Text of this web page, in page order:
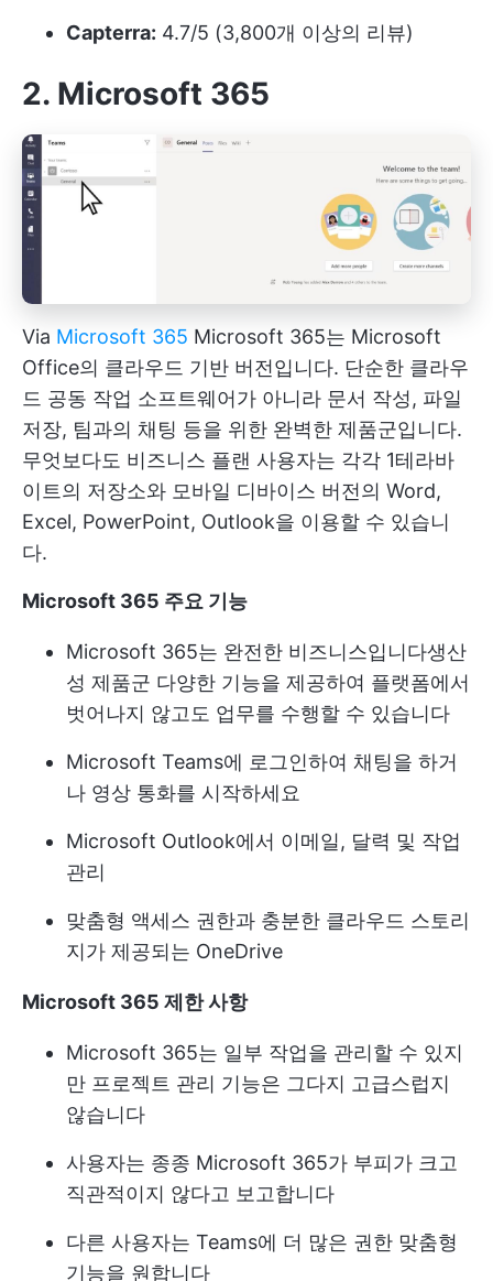
Capterra: 4.7/5 (3,800개 이상의 리뷰)
2. Microsoft 365
Via Microsoft 365 Microsoft 365는 Microsoft
Office의 클라우드 기반 버전입니다. 단순한 클라우
드 공동 작업 소프트웨어가 아니라 문서 작성, 파일
저장, 팀과의 채팅 등을 위한 완벽한 제품군입니다.
무엇보다도 비즈니스 플랜 사용자는 각각 1테라바
이트의 저장소와 모바일 디바이스 버전의 Word,
Excel, PowerPoint, Outlook을 이용할 수 있습니
다.
Microsoft 365 주요 기능
Microsoft 365는 완전한 비즈니스입니다생산
성 제품군 다양한 기능을 제공하여 플랫폼에서
벗어나지 않고도 업무를 수행할 수 있습니다
Microsoft Teams에 로그인하여 채팅을 하거
나 영상 통화를 시작하세요
Microsoft Outlook에서 이메일, 달력 및 작업
관리
맞춤형 액세스 권한과 충분한 클라우드 스토리
지가 제공되는 OneDrive
Microsoft 365 제한 사항
Microsoft 365는 일부 작업을 관리할 수 있지
만 프로젝트 관리 기능은 그다지 고급스럽지
않습니다
사용자는 종종 Microsoft 365가 부피가 크고
직관적이지 않다고 보고합니다
다른 사용자는 Teams에 더 많은 권한 맞춤형
기능을 원합니다